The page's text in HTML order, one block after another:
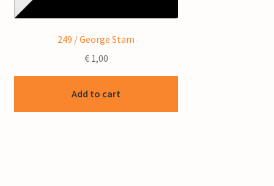
249 / George Stam
€1,00
Add to cart